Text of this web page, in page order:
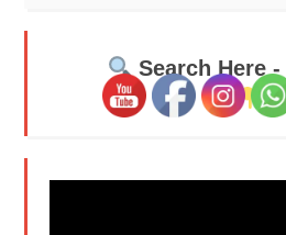
Search Here -